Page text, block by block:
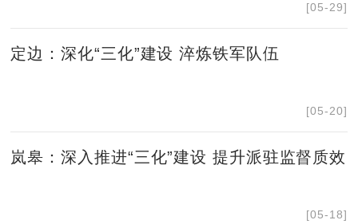
[05-29]
定边：深化“三化”建设 淬炼铁军队伍
[05-20]
岚皋：深入推进“三化”建设 提升派驻监督质效
[05-18]